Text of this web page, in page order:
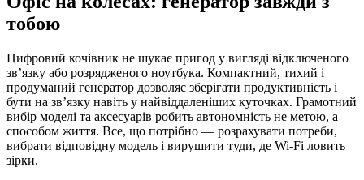
тобою
Цифровий кочівник не шукає пригод у вигляді відключеного
зв’язку або розрядженого ноутбука. Компактний, тихий і
продуманий генератор дозволяє зберігати продуктивність і
бути на зв’язку навіть у найвіддаленіших куточках. Грамотний
вибір моделі та аксесуарів робить автономність не метою, а
способом життя. Все, що потрібно — розрахувати потреби,
вибрати відповідну модель і вирушити туди, де Wi-Fi ловить
зірки.